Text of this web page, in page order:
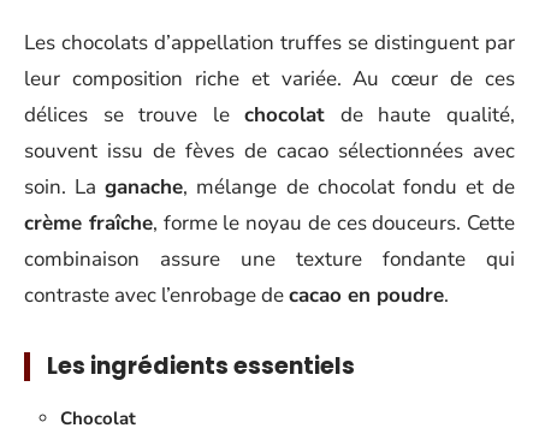
Les chocolats d’appellation truffes se distinguent par
leur composition riche et variée. Au cœur de ces
délices se trouve lechocolat de haute qualité,
souvent issu de fèves de cacao sélectionnées avec
soin. Laganache, mélange de chocolat fondu et de
crème fraîche, forme le noyau de ces douceurs. Cette
combinaison assure une texture fondante qui
contraste avec l’enrobage decacao en poudre.
Les ingrédients essentiels
Chocolat